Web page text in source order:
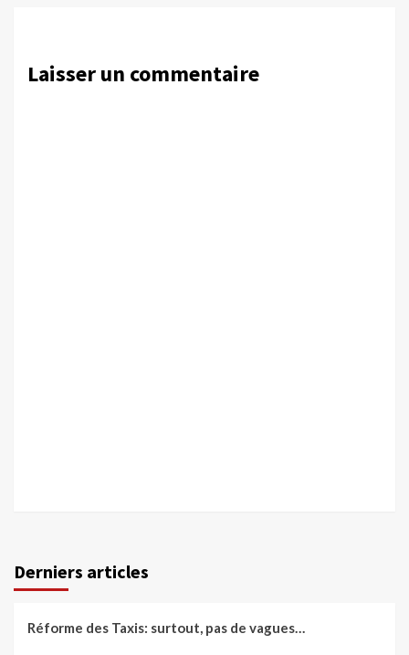
Laisser un commentaire
Derniers articles
Réforme des Taxis: surtout, pas de vagues…